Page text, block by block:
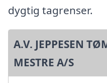
dygtig tagrenser.
A.V. JEPPESEN
MESTRE A/S